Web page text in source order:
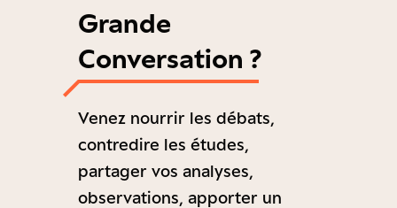
Grande
Conversation ?
Venez nourrir les débats,
contredire les études,
partager vos analyses,
observations, apporter un